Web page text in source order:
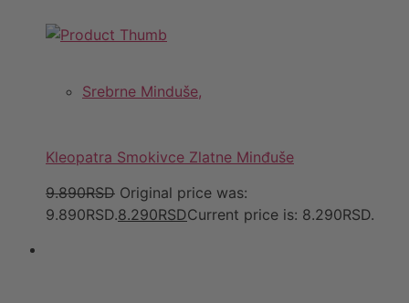
Srebrne Minduše,
Kleopatra Smokivce Zlatne Minđuše
9.890RSD Original price was:
9.890RSD.8.290RSDCurrent price is: 8.290RSD.